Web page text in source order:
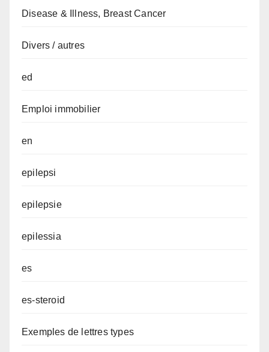
Disease & Illness, Breast Cancer
Divers / autres
ed
Emploi immobilier
en
epilepsi
epilepsie
epilessia
es
es-steroid
Exemples de lettres types